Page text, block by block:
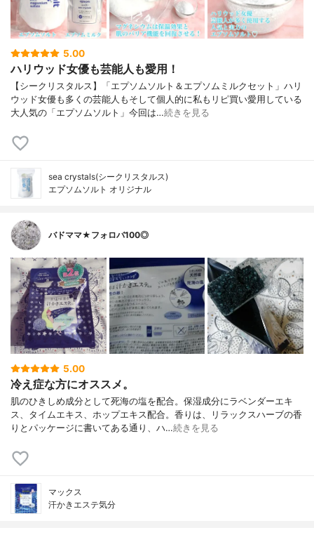
5.00
ハリウッド女優も芸能人も愛用！
【シークリスタルス】「エプソムソルト＆エプソムミルクセット」ハリ
ウッド女優も多くの芸能人もそして個人的に私もリピ買い愛用している
大人気の「エプソムソルト」今回は…続きを見る
sea crystals(シークリスタルス)
エプソムソルト オリジナル
バドママ★フォロバ100◎
5.00
冷え症な方にオススメ。
肌のひきしめ成分として死海の塩を配合。保湿成分にラベンダーエキ
ス、タイムエキス、ホップエキス配合。香りは、リラックスハーブの香
りとパッケージに書いてある通り、ハ…続きを見る
マックス
汗かきエステ気分